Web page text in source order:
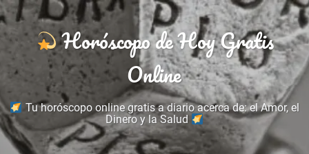
Horóscopo de Hoy Gratis
Online
Tu horóscopo online gratis a diario acerca de: el Amor, el
Dinero y la Salud